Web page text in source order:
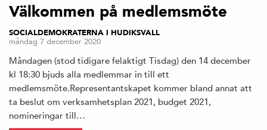
Välkommen på medlemsmöte
SOCIALDEMOKRATERNA I HUDIKSVALL
måndag 7 december 2020
Måndagen (stod tidigare felaktigt Tisdag) den 14 december
kl 18:30 bjuds alla medlemmar in till ett
medlemsmöte.Representantskapet kommer bland annat att
ta beslut om verksamhetsplan 2021, budget 2021,
nomineringar till…